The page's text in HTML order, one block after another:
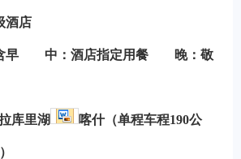
酒店
含早 中：酒店指定用餐 晚：敬
库里湖 喀什（单程车程190公